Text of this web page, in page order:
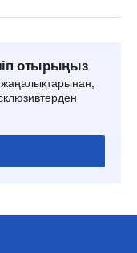
отырыңыз
жаңалықтарынан,